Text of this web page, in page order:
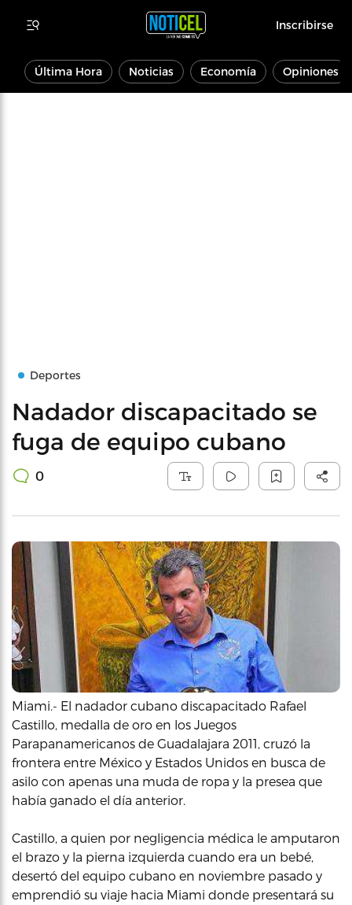
Inscribirse
Última Hora Noticias Economía Opiniones
Deportes
Nadador discapacitado se
fuga de equipo cubano
0
Miami.- El nadador cubano discapacitado Rafael
Castillo, medalla de oro en los Juegos
Parapanamericanos de Guadalajara 2011, cruzó la
frontera entre México y Estados Unidos en busca de
asilo con apenas una muda de ropa y la presea que
había ganado el día anterior.
Castillo, a quien por negligencia médica le amputaron
el brazo y la pierna izquierda cuando era un bebé,
desertó del equipo cubano en noviembre pasado y
emprendió su viaje hacia Miami donde presentará su